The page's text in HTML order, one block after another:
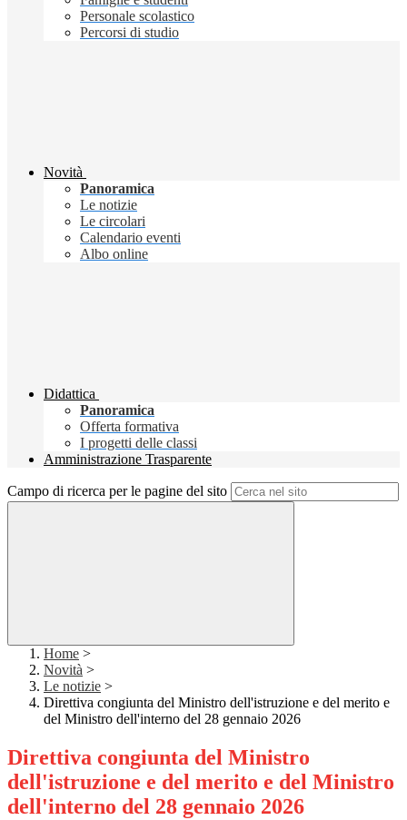
Personale scolastico
Percorsi di studio
Novità
Panoramica
Le notizie
Le circolari
Calendario eventi
Albo online
Didattica
Panoramica
Offerta formativa
I progetti delle classi
Amministrazione Trasparente
Campo di ricerca per le pagine del sito
Home >
Novità >
Le notizie >
Direttiva congiunta del Ministro dell'istruzione e del merito e
del Ministro dell'interno del 28 gennaio 2026
Direttiva congiunta del Ministro
dell'istruzione e del merito e del Ministro
dell'interno del 28 gennaio 2026